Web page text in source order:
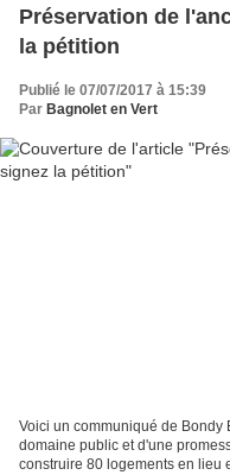
Préservation de
la pétition
Publié le 07/07/2017 à 15:39
Par Bagnolet en Vert
Voici un communiqué de
domaine public et d'une
construire 80 logements en lieu